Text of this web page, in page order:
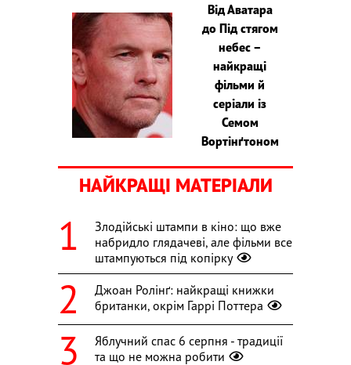
Від Аватара
до Під стягом
небес –
найкращі
фільми й
серіали із
Семом
Вортінґтоном
НАЙКРАЩІ МАТЕРІАЛИ
Злодійські штампи в кіно: що вже
набридло глядачеві, але фільми все
штампуються під копірку
Джоан Ролінґ: найкращі книжки
британки, окрім Гаррі Поттера
Яблучний спас 6 серпня - традиції
та що не можна робити